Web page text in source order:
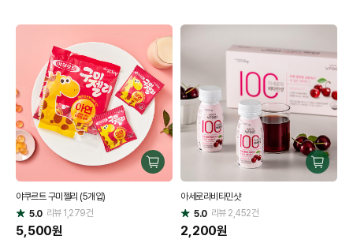
구
매
야쿠르트 구미젤리 (5개입)
별
점
5.0 리뷰1,279건
5,500원
구
매
아세로라비타민샷
별
점
5.0 리뷰2,452건
2,200원